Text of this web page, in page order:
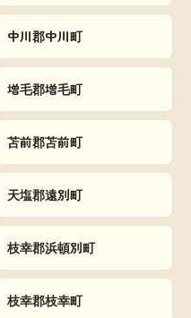
中川郡中川町
増毛郡増毛町
苫前郡苫前町
天塩郡遠別町
枝幸郡浜頓別町
枝幸郡枝幸町